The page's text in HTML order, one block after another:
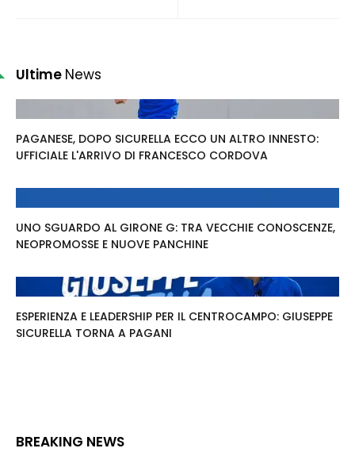
Ultime News
PAGANESE, DOPO SICURELLA ECCO UN ALTRO INNESTO:
UFFICIALE L'ARRIVO DI FRANCESCO CORDOVA
UNO SGUARDO AL GIRONE G: TRA VECCHIE CONOSCENZE,
NEOPROMOSSE E NUOVE PANCHINE
ESPERIENZA E LEADERSHIP PER IL CENTROCAMPO: GIUSEPPE
SICURELLA TORNA A PAGANI
BREAKING NEWS